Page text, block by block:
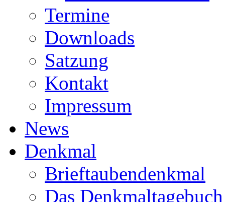
Termine
Downloads
Satzung
Kontakt
Impressum
News
Denkmal
Brieftaubendenkmal
Das Denkmaltagebuch